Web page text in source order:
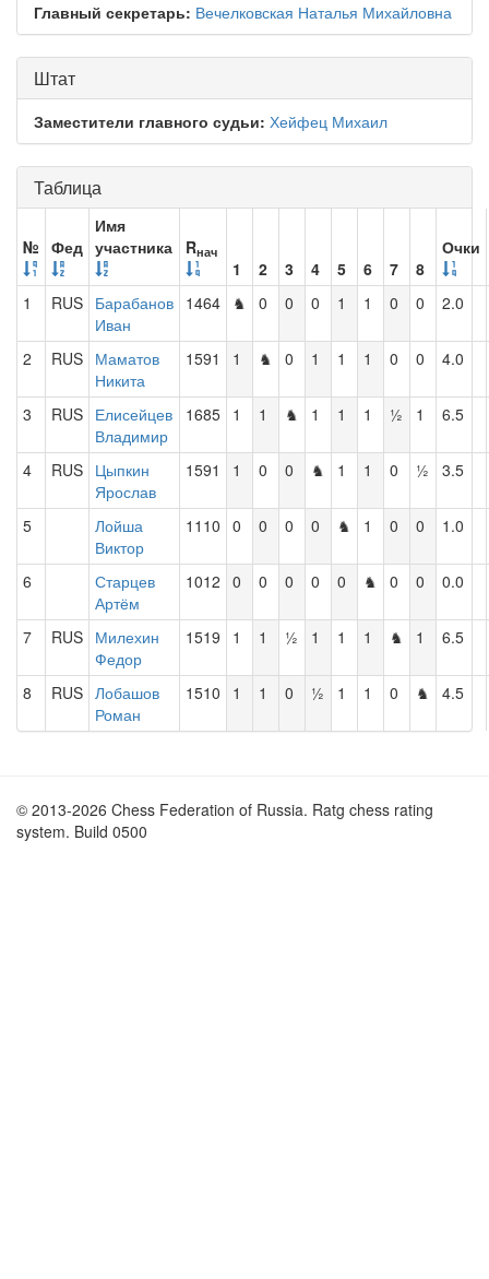
Главный секретарь: Вечелковская Наталья Михайловна
Штат
Заместители главного судьи: Хейфец Михаил
Таблица
№ Фед
Имя
участника
Rнач
1 2 3 4 5 6 7 8
Очки
1 RUS Барабанов
Иван
1464 ♞ 0 0 0 1 1 0 0 2.0
2 RUS Маматов
Никита
1591 1 ♞ 0 1 1 1 0 0 4.0
3 RUS Елисейцев
Владимир
1685 1 1 ♞ 1 1 1 ½ 1 6.5
4 RUS Цыпкин
Ярослав
1591 1 0 0 ♞ 1 1 0 ½ 3.5
5
Лойша
Виктор
1110 0 0 0 0 ♞ 1 0 0 1.0
6
Старцев
Артём
1012 0 0 0 0 0 ♞ 0 0 0.0
7 RUS Милехин
Федор
1519 1 1 ½ 1 1 1 ♞ 1 6.5
8 RUS Лобашов
Роман
1510 1 1 0 ½ 1 1 0 ♞ 4.5
© 2013-2026 Chess Federation of Russia. Ratg chess rating
system. Build 0500